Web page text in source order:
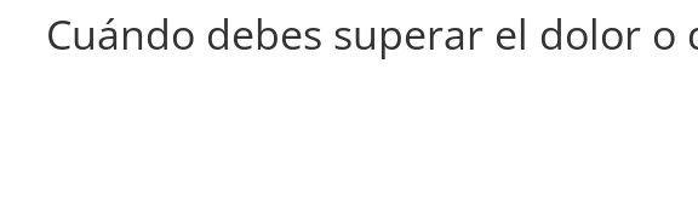
Cuándo debes superar el dolor o